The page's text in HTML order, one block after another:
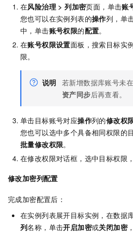
在风险治理 >列加密页面，单击账
您也可以在实例列表的操作列，单
中，单击账号权限的配置。
在账号权限设置面板，搜索目标实
限。
说明 若新增数据库账号未
资产同步后再查看。
单击目标账号对应操作列的修改权
您也可以选中多个具备相同权限的
批量修改权限。
在修改权限对话框，选中目标权限
修改加密列配置
完成加密配置后：
在实例列表展开目标实例，在数据
列名称，单击开启加密或关闭加密